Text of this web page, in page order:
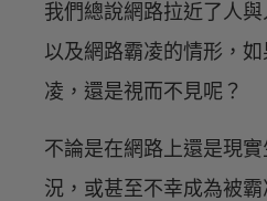
我們總說網路拉近了人
以及網路霸凌的情形，
凌，還是視而不見呢？
不論是在網路上還是現
況，或甚至不幸成為被